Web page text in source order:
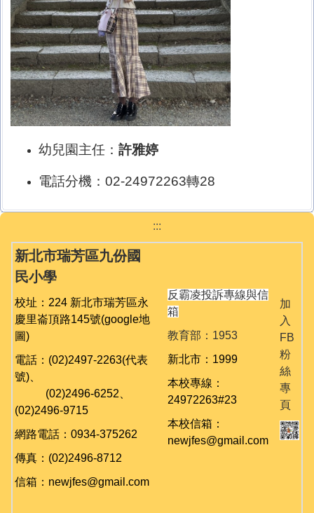
幼兒園主任： 許雅婷
電話分機：02-24972263轉28
:::
新北市瑞芳區九份國
民小學
校址：224 新北市瑞芳區永
慶里崙頂路145號(google地
圖)
電話：(02)2497-2263(代表
號)、
(02)2496-6252、
(02)2496-9715
網路電話：0934-375262
傳真：(02)2496-8712
信箱：newjfes@gmail.com
反霸凌投訴專線與信
箱
教育部：1953
新北市：1999
本校專線：
24972263#23
本校信箱：
newjfes@gmail.com
加
入
FB
粉
絲
專
頁